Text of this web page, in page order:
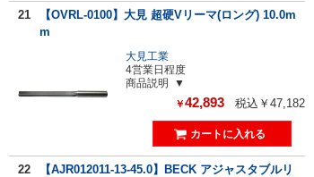
21
【OVRL-0100】大見 超硬Vリーマ(ロング) 10.0m
m
大見工業
4営業日程度
商品説明
￥42,893 税込￥47,182
22
【AJR012011-13-45.0】BECK アジャスタブルリ